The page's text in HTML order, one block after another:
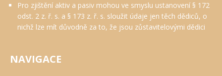
Pro zjištění aktiv a pasiv mohou ve smyslu ustanovení § 172
odst. 2 z. ř. s. a § 173 z. ř. s. sloužit údaje jen těch dědiců, o
nichž lze mít důvodně za to, že jsou zůstavitelovými dědici
NAVIGACE